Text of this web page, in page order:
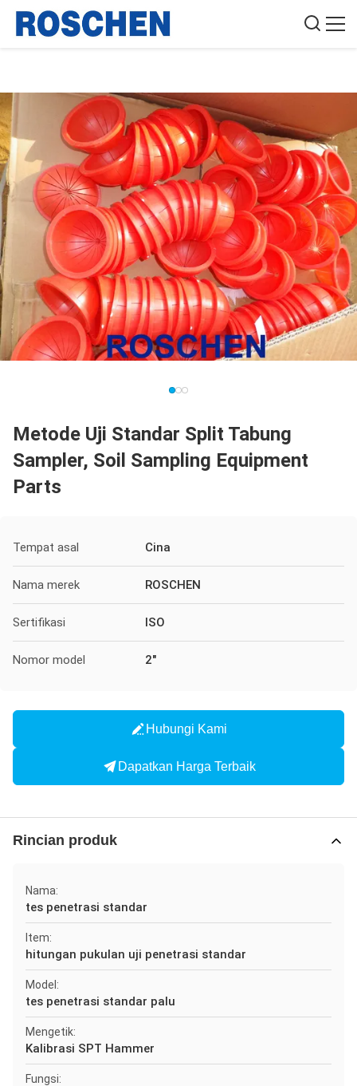
Metode Uji Standar Split Tabung
Sampler, Soil Sampling Equipment
Parts
Tempat asal Cina
Nama merek ROSCHEN
Sertifikasi ISO
Nomor model 2"
Hubungi Kami
Dapatkan Harga Terbaik
Rincian produk
Nama:
tes penetrasi standar
Item:
hitungan pukulan uji penetrasi standar
Model:
tes penetrasi standar palu
Mengetik:
Kalibrasi SPT Hammer
Fungsi: